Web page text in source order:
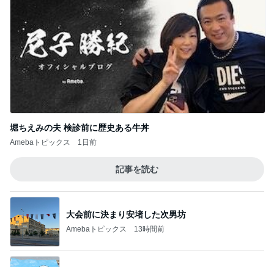
待ち受けにした幸運の前兆の光
Amebaトピックス 1日前
ひどかったつわりとマックのポテト
Amebaトピックス 14時間前